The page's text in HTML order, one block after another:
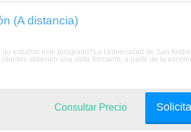
(A distancia)
estudiar este posgrado?La Universidad de San
obtienen una slida formacin, a partir de la
Consultar Precio